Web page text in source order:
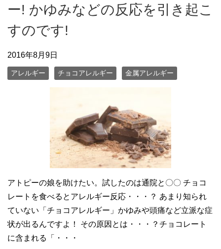
ー! かゆみなどの反応を引き起こ
すのです!
2016年8月9日
アレルギー チョコアレルギー 金属アレルギー
アトピーの娘を助けたい。試したのは通院と〇〇 チョコ
レートを食べるとアレルギー反応・・・？ あまり知られ
ていない「チョコアレルギー」かゆみや頭痛など立派な症
状が出るんですよ！ その原因とは・・・？チョコレート
に含まれる「・・・